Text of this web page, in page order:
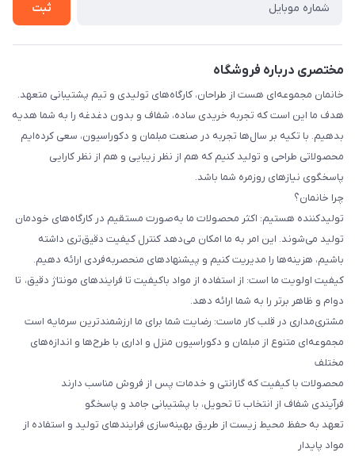
ثبت
مختصری درباره فروشگاه
خانمان مجموعه‌ای هست از طراحان، کارگاه‌های تولیدی و تیم پشتیبانی متعهد.
هدف ما این است که تجربه خریدی ساده، شفاف و بدون دغدغه را به شما هدیه
بدهیم. با تکیه بر سال‌ها تجربه در صنعت مبلمان و دکوراسیون، سعی کرده‌ایم
محصولاتی طراحی و تولید کنیم که هم از نظر زیبایی و هم از نظر کارایی
پاسخگوی نیازهای روزمره شما باشد.
چرا خانمان؟
تولیدکننده هستیم: اکثر محصولات ما به‌صورت مستقیم در کارگاه‌های خودمان
تولید می‌شوند. این امر به ما امکان می‌دهد کنترل کیفیت دقیق‌تری داشته
باشیم، هزینه‌ها را مدیریت کنیم و پیشنهادهای منحصربه‌فردی ارائه دهیم.
کیفیت اولویت ما است: از استفاده از مواد باکیفیت تا فرایندهای مونتاژ دقیق، تا
دوام و ظاهر برتر را به شما ارائه دهد.
مشتری‌مداری در قلب کار ماست: رضایت شما برای ما ارزشمندترین سرمایه است
مجموعه‌ای متنوع از مبلمان و دکوراسیون منزل و اداری با طرح‌ها و اندازه‌های
مختلف
محصولات با کیفیت که گارانتی و خدمات پس از فروش مناسب دارند
فرآیندی شفاف از انتخاب تا تحویل، با پشتیبانی جامد و پاسخگو
تعهد به حفظ محیط زیست از طریق بهینه‌سازی فرایندهای تولید و استفاده از
مواد پایدار